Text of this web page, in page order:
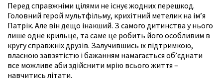
Перед справжніми цілями не існує жодних перешкод.
Головний герой мультфільму, крихітний метелик на ім’я
Патрік. Але він дещо інакший. З самого дитинства у нього
лише одне крильце, та саме це робить його особливим в
кругу справжніх друзів. Залучившись їх підтримкою,
власною завзятістю і бажанням намагається об’єднати
все можливе аби здійснити мрію всього життя –
навчитись літати.